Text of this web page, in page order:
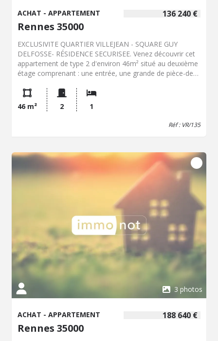
136 240 €
ACHAT - APPARTEMENT
Rennes 35000
EXCLUSIVITE QUARTIER VILLEJEAN - SQUARE GUY
DELFOSSE- RÉSIDENCE SECURISEE. Venez découvrir cet
appartement de type 2 d'environ 46m² situé au deuxième
étage comprenant : une entrée, une grande de pièce-de-
balcon, une salle d'eau avec WC et une grande chambre.
Vous profiterez également d'une place de parking
privative. 136 240 EUR honoraires % TTC inclus à la
charge de l'acquéreur (Prix 130 000 EUR hors honoraires);
06.30.34.98.77, Email :negociation@35002.notaires.fr;
46 m² 2 1
Réf : VR/135
3 photos
188 640 €
ACHAT - APPARTEMENT
Rennes 35000